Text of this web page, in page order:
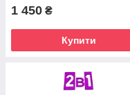
1 450 ₴
Купити